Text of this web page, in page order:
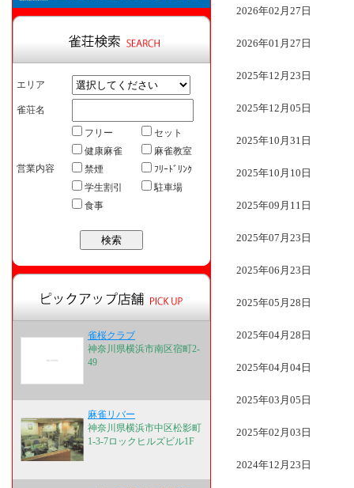
エリア
雀荘名
営業内容
フリー
セット
健康麻雀
麻雀教室
禁煙
ﾌﾘｰﾄﾞﾘﾝｸ
学生割引
駐車場
食事
雀桜クラブ
神奈川県横浜市南区宿町2-
49
麻雀リバー
神奈川県横浜市中区松影町
1-3-7ロックヒルズビル1F
2026年02月27日
2026年01月27日
2025年12月23日
2025年12月05日
2025年10月31日
2025年10月10日
2025年09月11日
2025年07月23日
2025年06月23日
2025年05月28日
2025年04月28日
2025年04月04日
2025年03月05日
2025年02月03日
2024年12月23日